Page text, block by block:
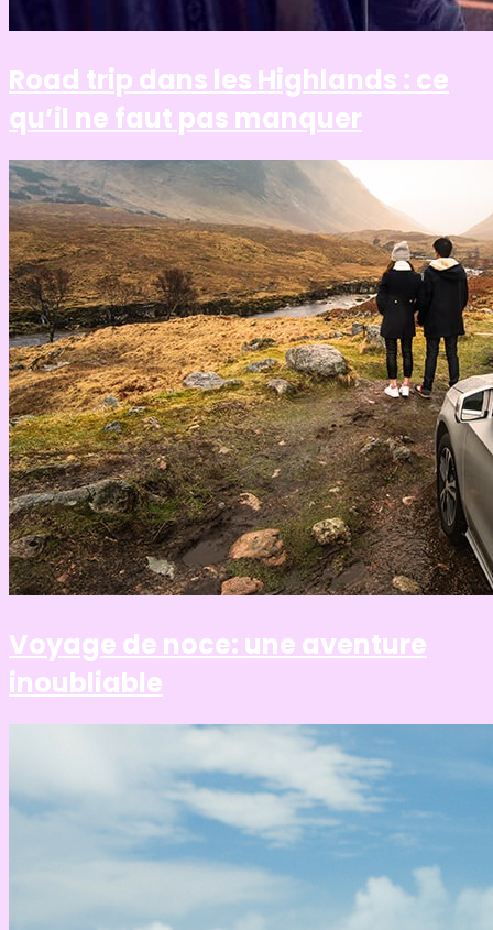
Road trip dans les Highlands : ce
qu’il ne faut pas manquer
Voyage de noce: une aventure
inoubliable